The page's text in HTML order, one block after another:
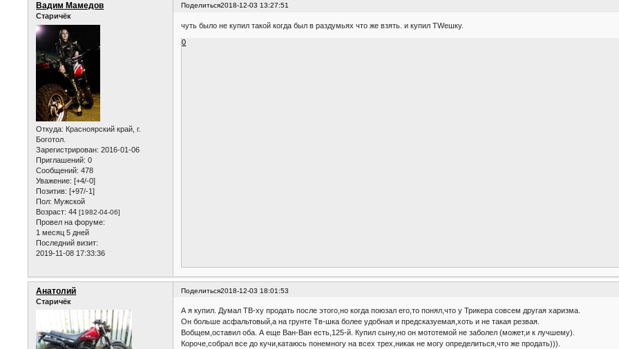
Поделиться2018-12-03 13:27:51
Вадим Мамедов
Старичёк
Откуда: Красноярский край, г.
Боготол.
Зарегистрирован: 2016-01-06
Приглашений: 0
Сообщений: 478
Уважение: [+4/-0]
Позитив: [+97/-1]
Пол: Мужской
Возраст: 44[1982-04-06]
Провел на форуме:
1 месяц 5 дней
Последний визит:
2019-11-08 17:33:36
чуть было не купил такой когда был в раздумьях что же взять. и купил TWешку.
0
Поделиться2018-12-03 18:01:53
Анатолий
Старичёк
А я купил. Думал ТВ-ху продать после этого,но когда поюзал его,то понял,что у Трикера совсем другая харизма.
Он больше асфальтовый,а на грунте Тв-шка более удобная и предсказуемая,хоть и не такая резвая.
Вобщем,оставил оба. А еще Ван-Ван есть,125-й. Купил сыну,но он мототемой не заболел (может,и к лучшему).
Короче,собрал все до кучи,катаюсь понемногу на всех трех,никак не могу определиться,что же продать))).